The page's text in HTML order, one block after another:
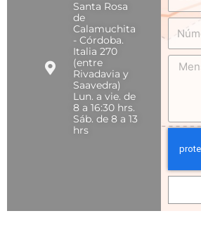
Santa Rosa
de
Calamuchita
- Córdoba.
Italia 270
(entre
Rivadavia y
Saavedra)
Lun. a vie. de
8 a 16:30 hrs.
Sáb. de 8 a 13
hrs
Mensaje